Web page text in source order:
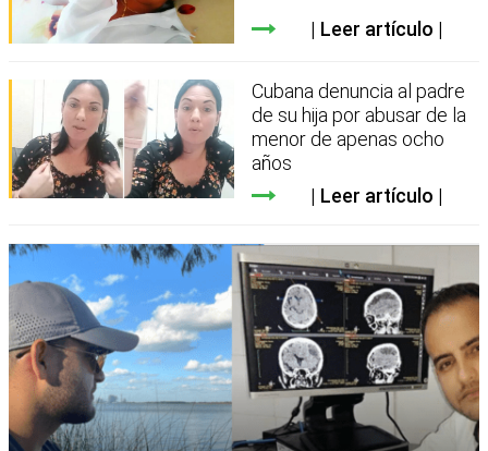
Leer artículo
Cubana denuncia al padre
de su hija por abusar de la
menor de apenas ocho
años
Leer artículo